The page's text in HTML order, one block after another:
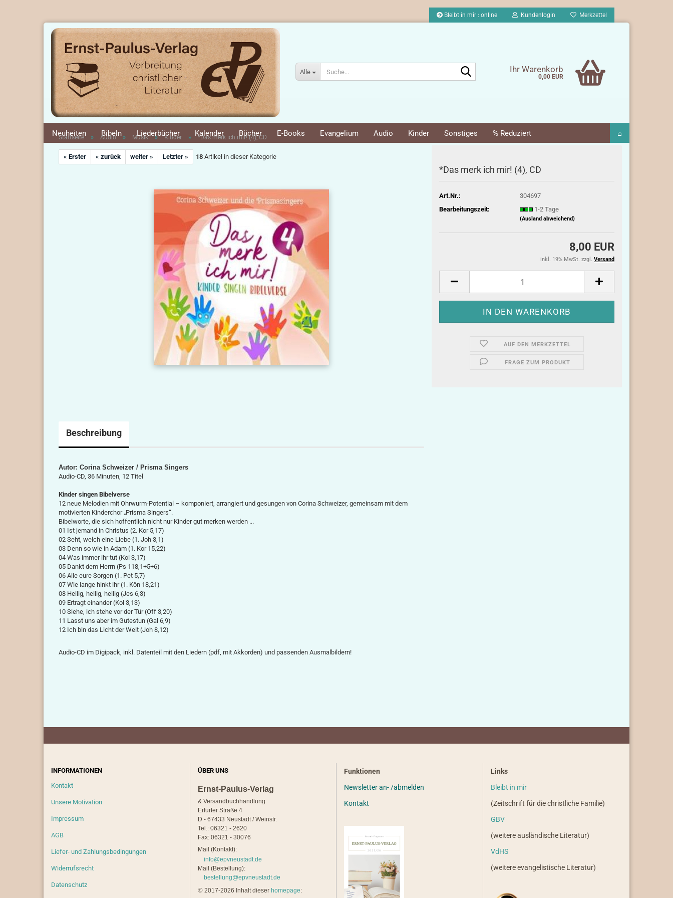
Bleibt in mir : online Kundenlogin Merkzettel
Alle Ihr Warenkorb
0,00 EUR
Neuheiten Bibeln Liederbücher Kalender Bücher E-Books Evangelium Audio Kinder Sonstiges % Reduziert ⌂
Startseite » Audio » Musik » Kinder » *Das merk ich mir! (4), CD
« Erster « zurück weiter » Letzter » 18 Artikel in dieser Kategorie
*Das merk ich mir! (4), CD
Art.Nr.:
304697
Bearbeitungszeit:
1-2 Tage
(Ausland abweichend)
8,00 EUR
inkl. 19% MwSt. zzgl. Versand
AUF DEN MERKZETTEL
FRAGE ZUM PRODUKT
Beschreibung
Autor: Corina Schweizer / Prisma Singers
Audio-CD, 36 Minuten, 12 Titel
Kinder singen Bibelverse
12 neue Melodien mit Ohrwurm-Potential – komponiert, arrangiert und gesungen von Corina Schweizer, gemeinsam mit dem
motivierten Kinderchor „Prisma Singers“.
Bibelworte, die sich hoffentlich nicht nur Kinder gut merken werden ...
01 Ist jemand in Christus (2. Kor 5,17)
02 Seht, welch eine Liebe (1. Joh 3,1)
03 Denn so wie in Adam (1. Kor 15,22)
04 Was immer ihr tut (Kol 3,17)
05 Dankt dem Herrn (Ps 118,1+5+6)
06 Alle eure Sorgen (1. Pet 5,7)
07 Wie lange hinkt ihr (1. Kön 18,21)
08 Heilig, heilig, heilig (Jes 6,3)
09 Ertragt einander (Kol 3,13)
10 Siehe, ich stehe vor der Tür (Off 3,20)
11 Lasst uns aber im Gutestun (Gal 6,9)
12 Ich bin das Licht der Welt (Joh 8,12)
Audio-CD im Digipack, inkl. Datenteil mit den Liedern (pdf, mit Akkorden) und passenden Ausmalbildern!
INFORMATIONEN
Kontakt
Unsere Motivation
Impressum
AGB
Liefer- und Zahlungsbedingungen
Widerrufsrecht
Datenschutz
ÜBER UNS
Ernst-Paulus-Verlag
& Versandbuchhandlung
Erfurter Straße 4
D - 67433 Neustadt / Weinstr.
Tel.: 06321 - 2620
Fax: 06321 - 30076
Mail (Kontakt):
info@epvneustadt.de
Mail (Bestellung):
bestellung@epvneustadt.de
© 2017-2026 Inhalt dieser homepage:
Funktionen
Newsletter an- /abmelden
Kontakt
Links
Bleibt in mir
(Zeitschrift für die christliche Familie)
GBV
(weitere ausländische Literatur)
VdHS
(weitere evangelistische Literatur)